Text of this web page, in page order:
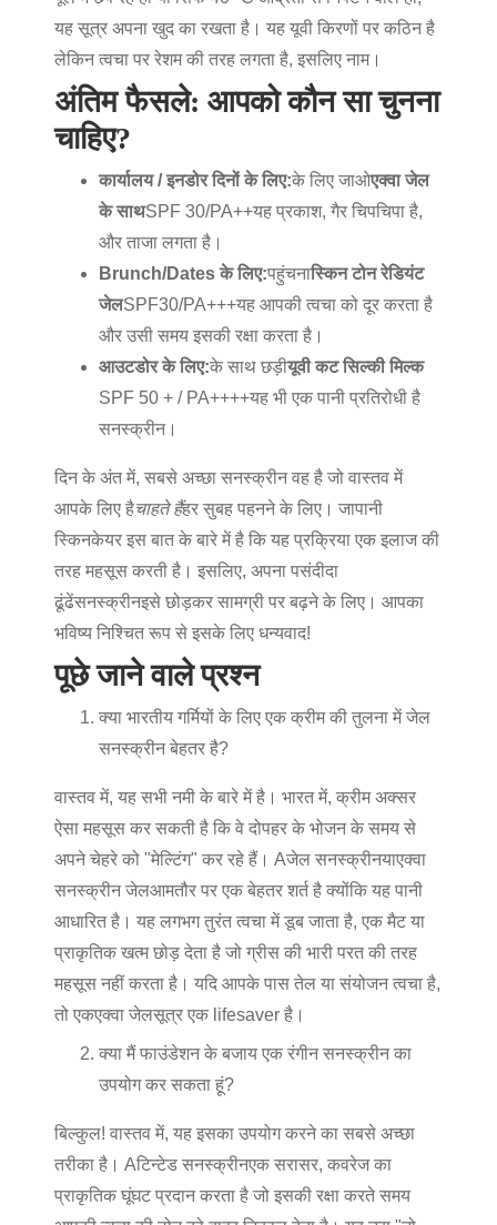
यह सूत्र अपना खुद का रखता है। यह यूवी किरणों पर कठिन है
लेकिन त्वचा पर रेशम की तरह लगता है, इसलिए नाम।
अंतिम फैसले: आपको कौन सा चुनना
चाहिए?
कार्यालय / इनडोर दिनों के लिए:के लिए जाओएक्वा जेल
के साथSPF 30/PA++यह प्रकाश, गैर चिपचिपा है,
और ताजा लगता है।
Brunch/Dates के लिए:पहुंचनास्किन टोन रेडियंट
जेलSPF30/PA+++यह आपकी त्वचा को दूर करता है
और उसी समय इसकी रक्षा करता है।
आउटडोर के लिए:के साथ छड़ीयूवी कट सिल्की मिल्क
SPF 50 + / PA++++यह भी एक पानी प्रतिरोधी है
सनस्क्रीन।
दिन के अंत में, सबसे अच्छा सनस्क्रीन वह है जो वास्तव में
आपके लिए हैचाहते हैंहर सुबह पहनने के लिए। जापानी
स्किनकेयर इस बात के बारे में है कि यह प्रक्रिया एक इलाज की
तरह महसूस करती है। इसलिए, अपना पसंदीदा
ढूंढेंसनस्क्रीनइसे छोड़कर सामग्री पर बढ़ने के लिए। आपका
भविष्य निश्चित रूप से इसके लिए धन्यवाद!
पूछे जाने वाले प्रश्न
क्या भारतीय गर्मियों के लिए एक क्रीम की तुलना में जेल
सनस्क्रीन बेहतर है?
वास्तव में, यह सभी नमी के बारे में है। भारत में, क्रीम अक्सर
ऐसा महसूस कर सकती है कि वे दोपहर के भोजन के समय से
अपने चेहरे को "मेल्टिंग" कर रहे हैं। Aजेल सनस्क्रीनयाएक्वा
सनस्क्रीन जेलआमतौर पर एक बेहतर शर्त है क्योंकि यह पानी
आधारित है। यह लगभग तुरंत त्वचा में डूब जाता है, एक मैट या
प्राकृतिक खत्म छोड़ देता है जो ग्रीस की भारी परत की तरह
महसूस नहीं करता है। यदि आपके पास तेल या संयोजन त्वचा है,
तो एकएक्वा जेलसूत्र एक lifesaver है।
क्या मैं फाउंडेशन के बजाय एक रंगीन सनस्क्रीन का
उपयोग कर सकता हूं?
बिल्कुल! वास्तव में, यह इसका उपयोग करने का सबसे अच्छा
तरीका है। Aटिन्टेड सनस्क्रीनएक सरासर, कवरेज का
प्राकृतिक घूंघट प्रदान करता है जो इसकी रक्षा करते समय